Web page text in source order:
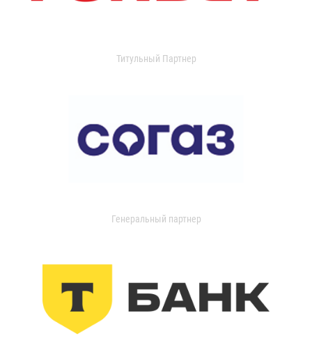
Титульный Партнер
Генеральный партнер